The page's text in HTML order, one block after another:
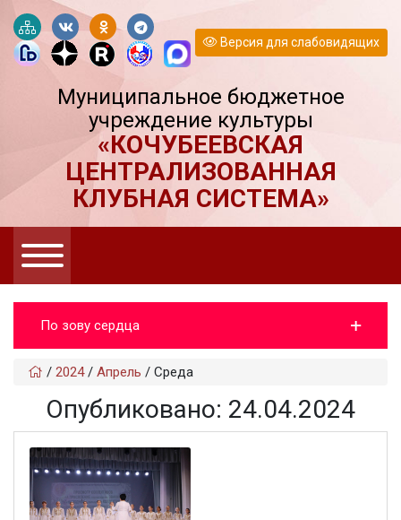
Версия для слабовидящих
Муниципальное бюджетное
учреждение культуры
«КОЧУБЕЕВСКАЯ
ЦЕНТРАЛИЗОВАННАЯ
КЛУБНАЯ СИСТЕМА»
По зову сердца
/ 2024/ Апрель / Среда
Опубликовано: 24.04.2024